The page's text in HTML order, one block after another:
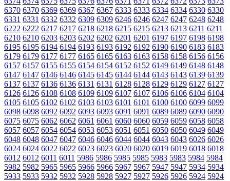
6370 6370 6369 6369 6367 6367 6333 6333 6334 6334 6330 6330
6331 6331 6332 6332 6309 6309 6246 6246 6247 6247 6248 6248
6222 6222 6217 6217 6218 6218 6215 6215 6213 6213 6211 6211
6210 6210 6203 6203 6202 6202 6201 6201 6197 6197 6198 6198
6195 6195 6194 6194 6193 6193 6192 6192 6190 6190 6183 6183
6179 6179 6177 6177 6165 6165 6163 6163 6158 6158 6156 6156
6157 6157 6155 6155 6154 6154 6152 6152 6149 6149 6148 6148
6147 6147 6146 6146 6145 6145 6144 6144 6143 6143 6139 6139
6137 6137 6136 6136 6131 6131 6128 6128 6129 6129 6127 6127
6126 6126 6108 6108 6109 6109 6107 6107 6106 6106 6104 6104
6105 6105 6102 6102 6103 6103 6101 6101 6100 6100 6099 6099
6098 6098 6092 6092 6093 6093 6091 6091 6089 6089 6090 6090
6075 6075 6062 6062 6061 6061 6060 6060 6059 6059 6058 6058
6057 6057 6054 6054 6053 6053 6051 6051 6050 6050 6049 6049
6048 6048 6047 6047 6046 6046 6044 6044 6043 6043 6026 6026
6024 6024 6022 6022 6023 6023 6020 6020 6019 6019 6018 6018
6012 6012 6011 6011 5986 5986 5985 5985 5983 5983 5984 5984
5982 5982 5965 5965 5966 5966 5967 5967 5947 5947 5934 5934
5933 5933 5932 5932 5928 5928 5927 5927 5926 5926 5924 5924